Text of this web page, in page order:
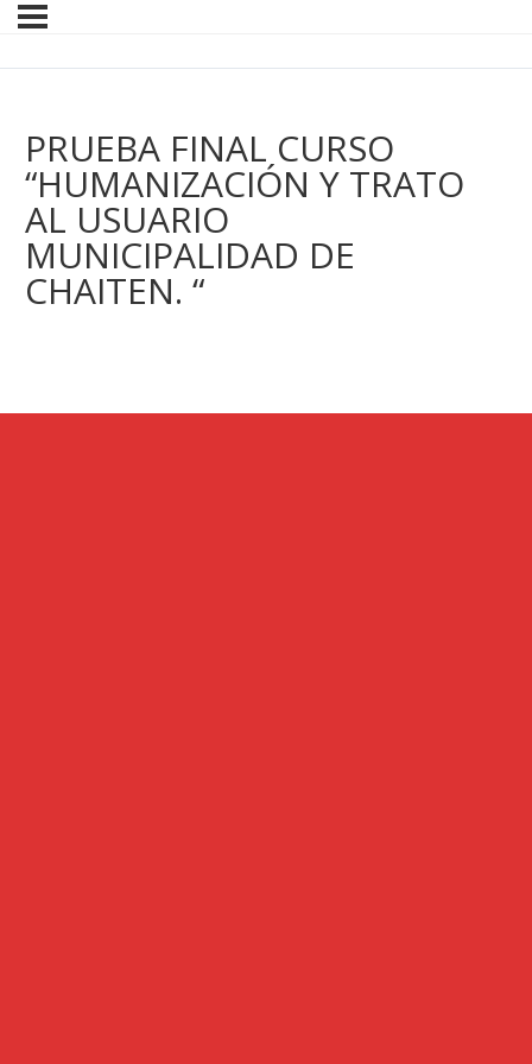
PRUEBA FINAL CURSO
“HUMANIZACIÓN Y TRATO
AL USUARIO
MUNICIPALIDAD DE
CHAITEN. “